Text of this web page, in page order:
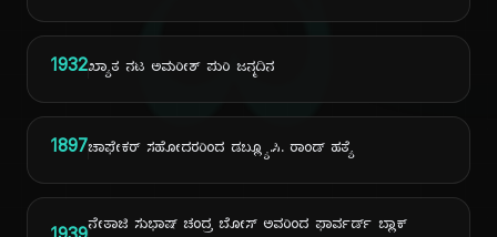
1932ಖ್ಯಾತ ನಟ ಅಮರೀಶ್ ಪುರಿ ಜನ್ಮದಿನ
1897ಚಾಫೇಕರ್ ಸಹೋದರರಿಂದ ಡಬ್ಲ್ಯೂ.ಸಿ. ರಾಂಡ್ ಹತ್ಯೆ
ನೇತಾಜಿ ಸುಭಾಷ್ ಚಂದ್ರ ಬೋಸ್ ಅವರಿಂದ ಫಾರ್ವರ್ಡ್ ಬ್ಲಾಕ್